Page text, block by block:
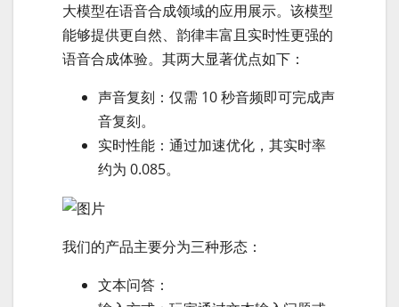
大模型在语音合成领域的应用展示。该模型
能够提供更自然、韵律丰富且实时性更强的
语音合成体验。其两大显著优点如下：
声音复刻：仅需 10 秒音频即可完成声
音复刻。
实时性能：通过加速优化，其实时率
约为 0.085。
我们的产品主要分为三种形态：
文本问答：